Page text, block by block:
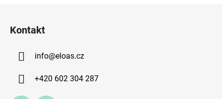
Kontakt
info@eloas.cz
+420 602 304 287